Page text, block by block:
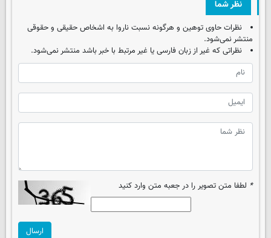
نظر شما
نظرات حاوی توهین و هرگونه نسبت ناروا به اشخاص حقیقی و حقوقی
منتشر نمی‌شود.
نظراتی که غیر از زبان فارسی یا غیر مرتبط با خبر باشد منتشر نمی‌شود.
* لطفا متن تصویر را در جعبه متن وارد کنید
ارسال